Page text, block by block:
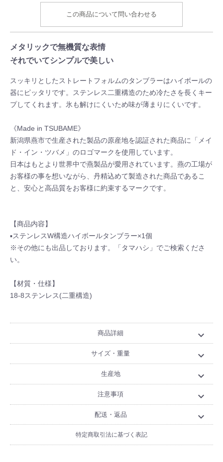
この商品について問い合わせる
メタリックで無機質な表情
それでいてシンプルで美しい
スッキリとしたストレートフォルムのタンブラーはハイボールの
器にピッタリです。ステンレス二重構造のため冷たさを長くキー
プしてくれます。氷も解けにくいため味が薄まりにくいです。
《Made in TSUBAME》
新潟県燕市で生産された製品の原産地を認証された商品に「メイ
ド・イン・ツバメ」のロゴマークを使用しています。
日本はもとより世界中で燕製品が愛用されています。燕の工場が
お客様の事を想いながら、丹精込めて製造された商品であるこ
と、安心と高品質をお客様に約束するマークです。
【商品内容】
▪ステンレスW構造ハイボールタンブラー×1個
※その他にも出品しております。「タマハシ」でご検索くださ
い。
【材質・仕様】
18-8ステンレス(二重構造)
商品詳細 expand_more
サイズ・重量 expand_more
生産地 expand_more
注意事項 expand_more
配送・返品 expand_more
特定商取引法に基づく表記